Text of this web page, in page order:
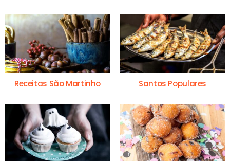
Receitas São Martinho Santos Populares